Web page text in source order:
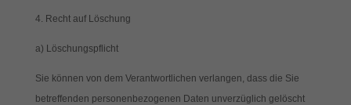
4. Recht auf Löschung
a) Löschungspflicht
Sie können von dem Verantwortlichen verlangen, dass die Sie
betreffenden personenbezogenen Daten unverzüglich gelöscht